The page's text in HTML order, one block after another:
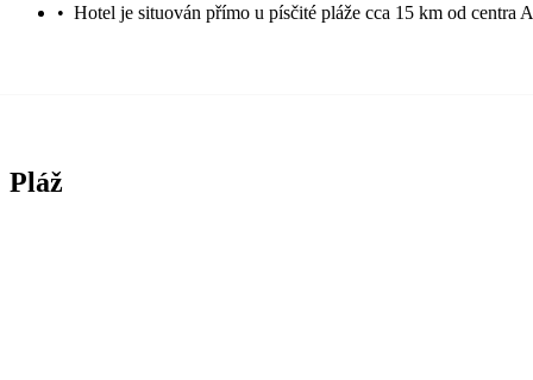
• Hotel je situován přímo u písčité pláže cca 15 km od centra
Pláž